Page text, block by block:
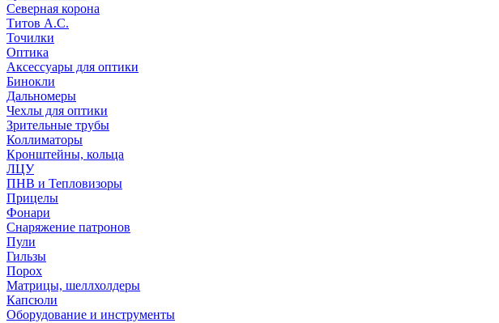
Северная корона
Титов А.С.
Точилки
Оптика
Аксессуары для оптики
Бинокли
Дальномеры
Чехлы для оптики
Зрительные трубы
Коллиматоры
Кронштейны, кольца
ЛЦУ
ПНВ и Тепловизоры
Прицелы
Фонари
Снаряжение патронов
Пули
Гильзы
Порох
Матрицы, шеллхолдеры
Капсюли
Оборудование и инструменты